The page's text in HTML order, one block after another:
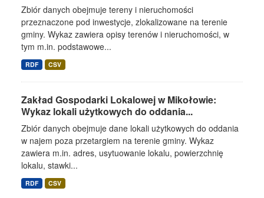
Zbiór danych obejmuje tereny i nieruchomości
przeznaczone pod inwestycje, zlokalizowane na terenie
gminy. Wykaz zawiera opisy terenów i nieruchomości, w
tym m.in. podstawowe...
RDF CSV
Zakład Gospodarki Lokalowej w Mikołowie:
Wykaz lokali użytkowych do oddania...
Zbiór danych obejmuje dane lokali użytkowych do oddania
w najem poza przetargiem na terenie gminy. Wykaz
zawiera m.in. adres, usytuowanie lokalu, powierzchnię
lokalu, stawki...
RDF CSV